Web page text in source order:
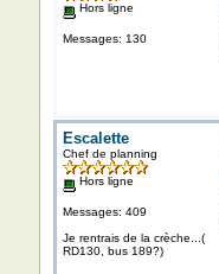
Hors ligne
Messages: 130
Escalette
Chef de planning
Hors ligne
Messages: 409
Je rentrais de la crèche...(
RD130, bus 189?)